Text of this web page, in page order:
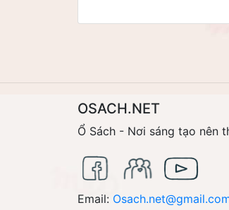
OSACH.NET
Ổ Sách - Nơi sáng tạo nên
Email: